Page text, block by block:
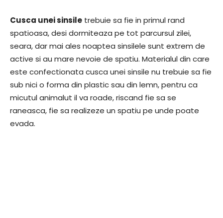
Cusca unei sinsile trebuie sa fie in primul rand
spatioasa, desi dormiteaza pe tot parcursul zilei,
seara, dar mai ales noaptea sinsilele sunt extrem de
active si au mare nevoie de spatiu. Materialul din care
este confectionata cusca unei sinsile nu trebuie sa fie
sub nici o forma din plastic sau din lemn, pentru ca
micutul animalut il va roade, riscand fie sa se
raneasca, fie sa realizeze un spatiu pe unde poate
evada.